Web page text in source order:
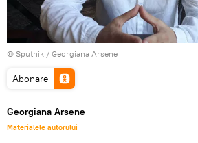
© Sputnik / Georgiana Arsene
Abonare
Georgiana Arsene
Materialele autorului